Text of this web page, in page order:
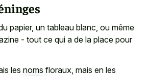
papier, un tableau blanc, ou même
- tout ce qui a de la place pour
les noms floraux, mais en les